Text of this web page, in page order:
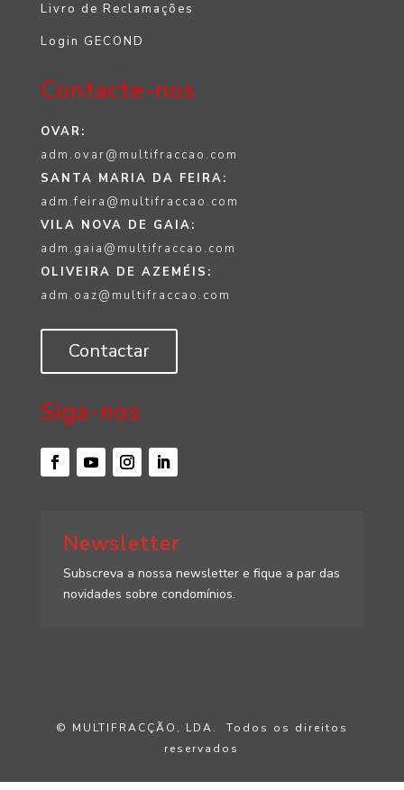
Livro de Reclamações
Login GECOND
Contacte-nos
OVAR:
adm.ovar@multifraccao.com
SANTA MARIA DA FEIRA:
adm.feira@multifraccao.com
VILA NOVA DE GAIA:
adm.gaia@multifraccao.com
OLIVEIRA DE AZEMÉIS:
adm.oaz@multifraccao.com
Contactar
Siga-nos
Newsletter
Subscreva a nossa newsletter e fique a par das
novidades sobre condomínios.
© MULTIFRACÇÃO, LDA. Todos os direitos
reservados